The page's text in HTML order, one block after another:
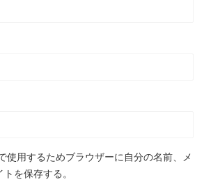
使用するためブラウザーに自分の名前、メ
を保存する。